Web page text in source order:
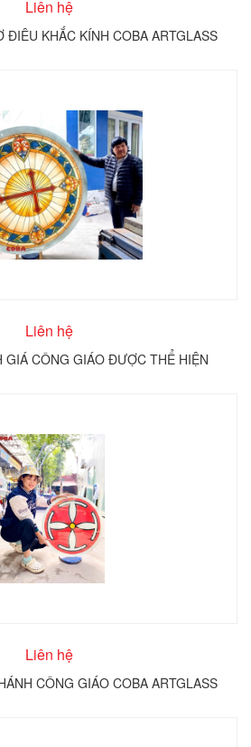
Liên hệ
ĐIÊU KHẮC KÍNH COBA ARTGLASS
Liên hệ
GIÁ CÔNG GIÁO ĐƯỢC THỂ HIỆN
Liên hệ
CÔNG GIÁO COBA ARTGLASS